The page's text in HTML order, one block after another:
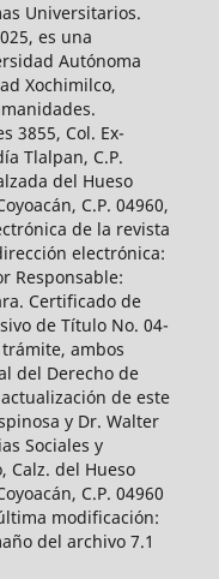
Universitarios.
es una
Autónoma
Xochimilco,
3855, Col. Ex-
Tlalpan, C.P.
del Hueso
C.P. 04960,
de la revista
electrónica:
Responsable:
Certificado de
de Título No. 04-
trámite, ambos
del Derecho de
de este
y Dr. Walter
Sociales y
Calz. del Hueso
C.P. 04960
modificación:
del archivo 7.1